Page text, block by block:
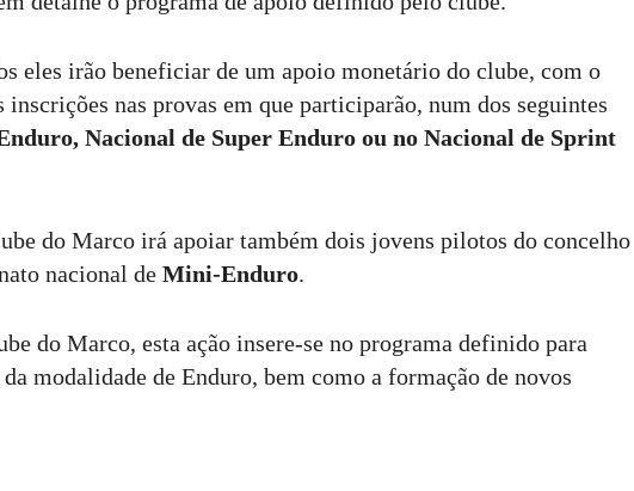
eles irão beneficiar de um apoio monetário do clube, com o
inscrições nas provas em que participarão, num dos seguintes
Nacional de Super Enduro ou no Nacional de Sprint
do Marco irá apoiar também dois jovens pilotos do concelho
nacional de Mini-Enduro.
do Marco, esta ação insere-se no programa definido para
modalidade de Enduro, bem como a formação de novos